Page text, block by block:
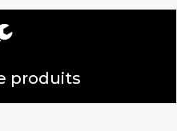
produits